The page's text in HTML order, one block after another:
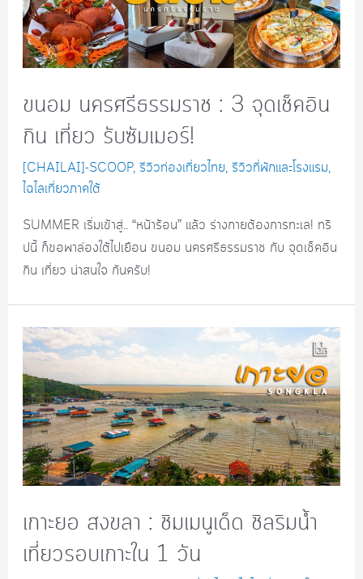
ขนอม นครศรีธรรมราช : 3 จุดเช็คอิน
กิน เที่ยว รับซัมเมอร์!
[CHAILAI]-SCOOP, รีวิวท่องเที่ยวไทย, รีวิวที่พักและโรงแรม,
ไฉไลเที่ยวภาคใต้
SUMMER เริ่มเข้าสู่.. “หน้าร้อน” แล้ว ร่างกายต้องการทะเล! ทริ
ปนี้ ก็ขอพาล่องใต้ไปเยือน ขนอม นครศรีธรรมราช กับ จุดเช็คอิน
กิน เที่ยว น่าสนใจ กันครับ!
เกาะยอ สงขลา : ชิมเมนูเด็ด ชิลริมน้ำ
เที่ยวรอบเกาะใน 1 วัน